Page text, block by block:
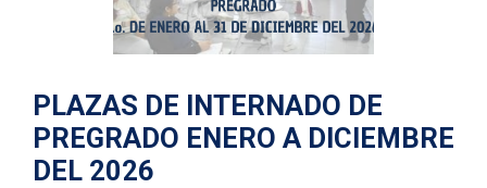
PLAZAS DE INTERNADO DE
PREGRADO ENERO A DICIEMBRE
DEL 2026